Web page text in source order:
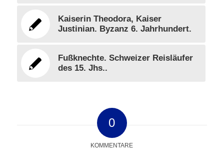
Kaiserin Theodora, Kaiser
Justinian. Byzanz 6. Jahrhundert.
Fußknechte. Schweizer Reisläufer
des 15. Jhs..
0
KOMMENTARE